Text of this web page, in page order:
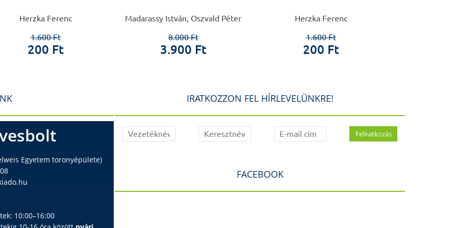
Herzka Ferenc
1.600 Ft
200 Ft
Madarassy István, Oszvald Péter
8.000 Ft
3.900 Ft
Herzka Ferenc
1.600 Ft
200 Ft
Egyetem toronyépülete)
10:00–16:00
IRATKOZZON FEL HÍRLEVELÜNKRE!
FACEBOOK